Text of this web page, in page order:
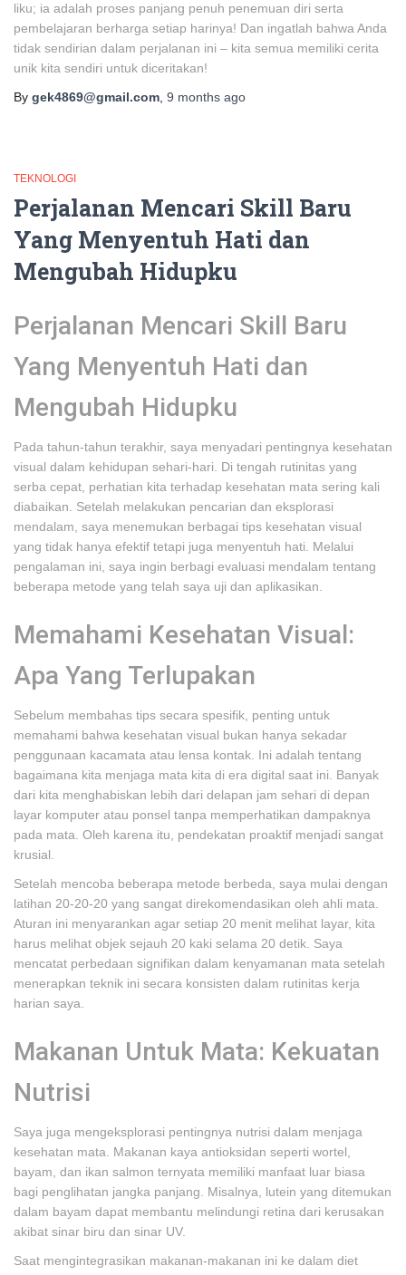
liku; ia adalah proses panjang penuh penemuan diri serta
pembelajaran berharga setiap harinya! Dan ingatlah bahwa Anda
tidak sendirian dalam perjalanan ini – kita semua memiliki cerita
unik kita sendiri untuk diceritakan!
By gek4869@gmail.com 9 months ago
TEKNOLOGI
Perjalanan Mencari Skill Baru
Yang Menyentuh Hati dan
Mengubah Hidupku
Perjalanan Mencari Skill Baru
Yang Menyentuh Hati dan
Mengubah Hidupku
Pada tahun-tahun terakhir, saya menyadari pentingnya kesehatan
visual dalam kehidupan sehari-hari. Di tengah rutinitas yang
serba cepat, perhatian kita terhadap kesehatan mata sering kali
diabaikan. Setelah melakukan pencarian dan eksplorasi
mendalam, saya menemukan berbagai tips kesehatan visual
yang tidak hanya efektif tetapi juga menyentuh hati. Melalui
pengalaman ini, saya ingin berbagi evaluasi mendalam tentang
beberapa metode yang telah saya uji dan aplikasikan.
Memahami Kesehatan Visual:
Apa Yang Terlupakan
Sebelum membahas tips secara spesifik, penting untuk
memahami bahwa kesehatan visual bukan hanya sekadar
penggunaan kacamata atau lensa kontak. Ini adalah tentang
bagaimana kita menjaga mata kita di era digital saat ini. Banyak
dari kita menghabiskan lebih dari delapan jam sehari di depan
layar komputer atau ponsel tanpa memperhatikan dampaknya
pada mata. Oleh karena itu, pendekatan proaktif menjadi sangat
krusial.
Setelah mencoba beberapa metode berbeda, saya mulai dengan
latihan 20-20-20 yang sangat direkomendasikan oleh ahli mata.
Aturan ini menyarankan agar setiap 20 menit melihat layar, kita
harus melihat objek sejauh 20 kaki selama 20 detik. Saya
mencatat perbedaan signifikan dalam kenyamanan mata setelah
menerapkan teknik ini secara konsisten dalam rutinitas kerja
harian saya.
Makanan Untuk Mata: Kekuatan
Nutrisi
Saya juga mengeksplorasi pentingnya nutrisi dalam menjaga
kesehatan mata. Makanan kaya antioksidan seperti wortel,
bayam, dan ikan salmon ternyata memiliki manfaat luar biasa
bagi penglihatan jangka panjang. Misalnya, lutein yang ditemukan
dalam bayam dapat membantu melindungi retina dari kerusakan
akibat sinar biru dan sinar UV.
Saat mengintegrasikan makanan-makanan ini ke dalam diet